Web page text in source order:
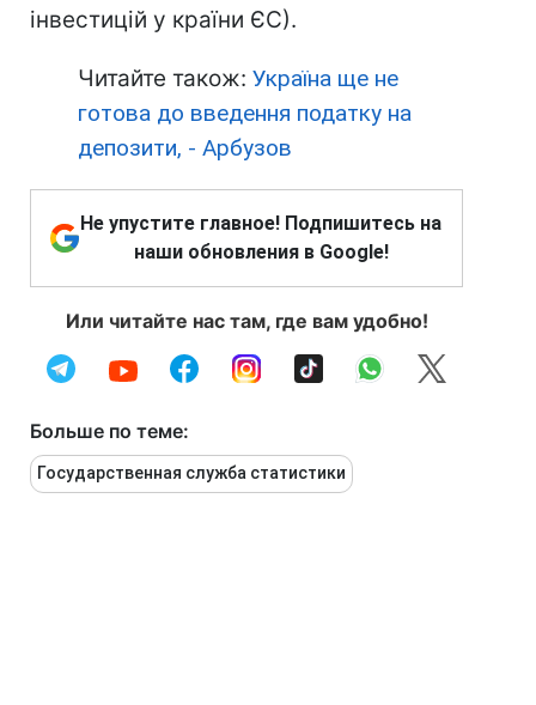
інвестицій у країни ЄС).
Читайте також: Україна ще не
готова до введення податку на
депозити, - Арбузов
Не упустите главное! Подпишитесь на
наши обновления в Google!
Или читайте нас там, где вам удобно!
Больше по теме:
Государственная служба статистики